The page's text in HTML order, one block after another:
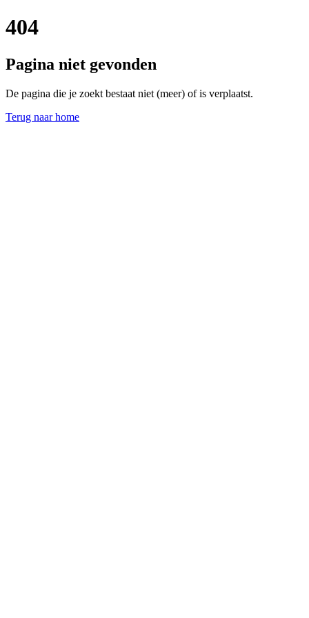
404
Pagina niet gevonden
De pagina die je zoekt bestaat niet (meer) of is verplaatst.
Terug naar home